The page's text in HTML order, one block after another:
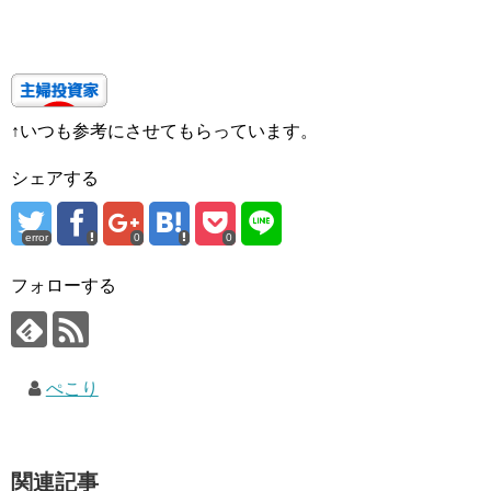
↑いつも参考にさせてもらっています。
シェアする
error 0 0
フォローする
ぺこり
関連記事